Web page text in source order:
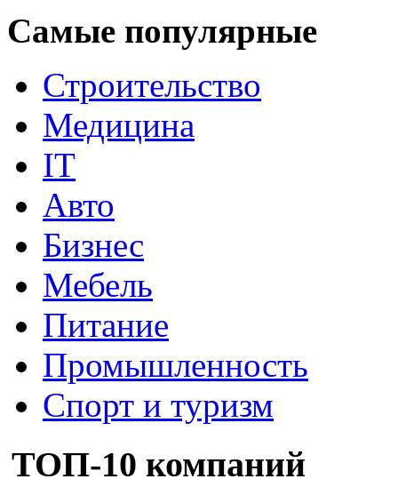
Самые популярные
Строительство
Медицина
IT
Авто
Бизнес
Мебель
Питание
Промышленность
Спорт и туризм
ТОП-10 компаний